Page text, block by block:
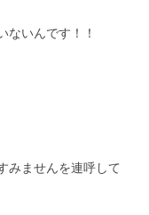
ないんです！！
みませんを連呼して